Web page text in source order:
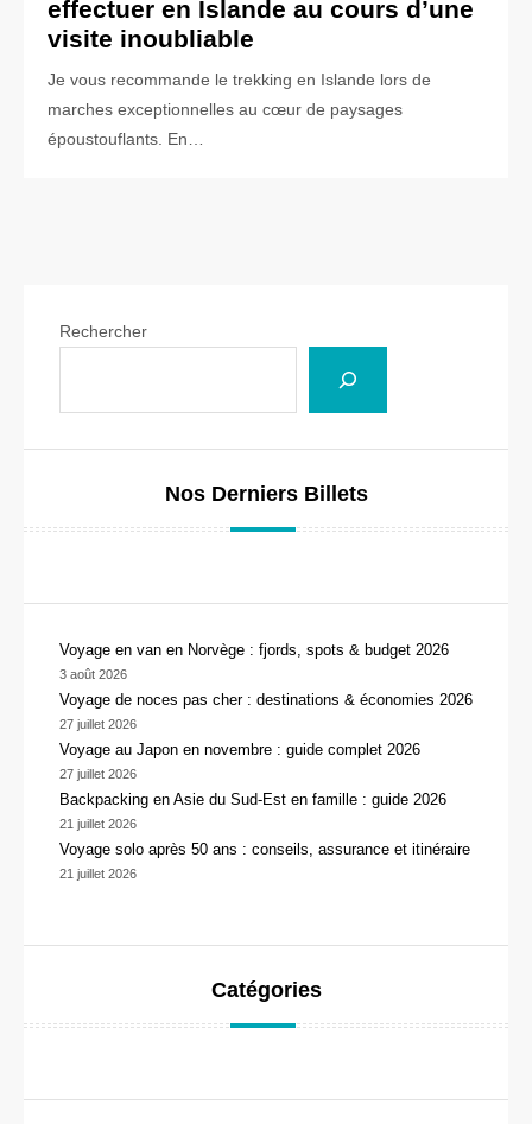
effectuer en Islande au cours d’une
visite inoubliable
Je vous recommande le trekking en Islande lors de
marches exceptionnelles au cœur de paysages
époustouflants. En…
Rechercher
Nos Derniers Billets
Voyage en van en Norvège : fjords, spots & budget 2026
3 août 2026
Voyage de noces pas cher : destinations & économies 2026
27 juillet 2026
Voyage au Japon en novembre : guide complet 2026
27 juillet 2026
Backpacking en Asie du Sud-Est en famille : guide 2026
21 juillet 2026
Voyage solo après 50 ans : conseils, assurance et itinéraire
21 juillet 2026
Catégories